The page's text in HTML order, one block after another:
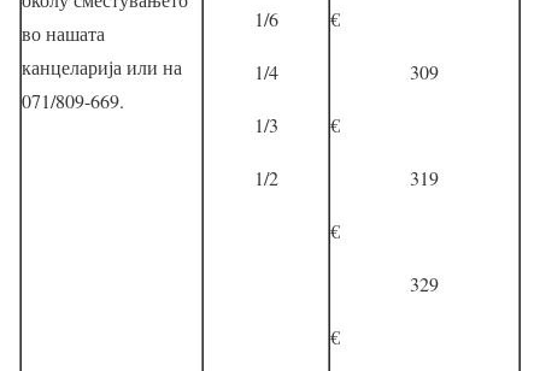
во нашата
канцеларија или на
071/809-669.
1/6
1/4
1/3
1/2
€
309
€
319
€
329
€